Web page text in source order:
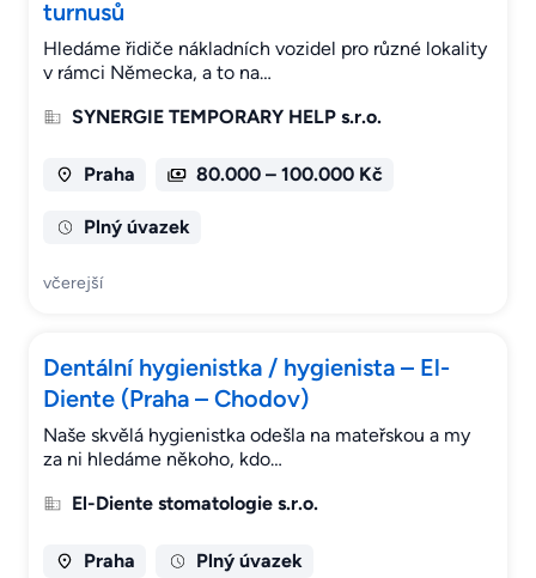
turnusů
Hledáme řidiče nákladních vozidel pro různé lokality
v rámci Německa, a to na…
SYNERGIE TEMPORARY HELP s.r.o.
Praha 80.000 – 100.000 Kč
Plný úvazek
včerejší
Dentální hygienistka / hygienista – El-
Diente (Praha – Chodov)
Naše skvělá hygienistka odešla na mateřskou a my
za ni hledáme někoho, kdo…
El-Diente stomatologie s.r.o.
Praha Plný úvazek